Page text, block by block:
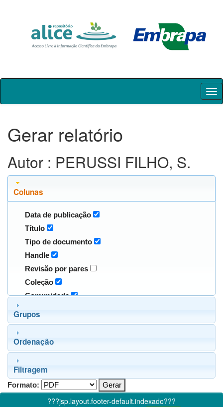
Skip
Gerar relatório
Autor : PERUSSI FILHO, S.
Colunas
Data de publicação
Título
Tipo de documento
Handle
Revisão por pares
Coleção
Comunidade
Grupos
Ordenação
Filtragem
Formato:
???jsp.layout.footer-default.indexado???